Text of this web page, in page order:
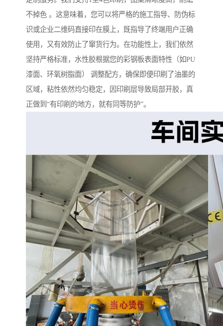
不掉色 。这意味着，您可以将严格的施工指导、防伪标
识或企业二维码直接印在膜上，既指导了终端用户正确
使用，又有效防止了窜货行为。在功能性上，我们依然
坚持严格标准，水性胶根据您的彩钢板表面特性（如PU
漆面、环氧树脂面） 调整配方，确保即便印刷了油墨的
区域，粘性依然均匀稳定，因印刷层导致局部开胶，真
正做到“有印刷的地方，就有同等防护”。